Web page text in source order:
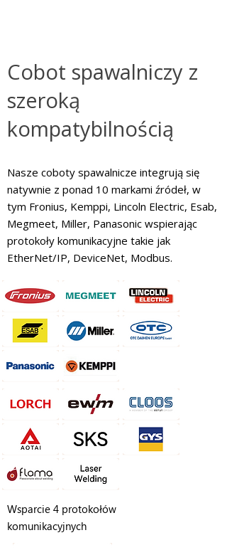
Cobot spawalniczy z
szeroką
kompatybilnością
Nasze coboty spawalnicze integrują się
natywnie z ponad 10 markami źródeł, w
tym Fronius, Kemppi, Lincoln Electric, Esab,
Megmeet, Miller, Panasonic wspierając
protokoły komunikacyjne takie jak
EtherNet/IP, DeviceNet, Modbus.
Wsparcie 4 protokołów
komunikacyjnych